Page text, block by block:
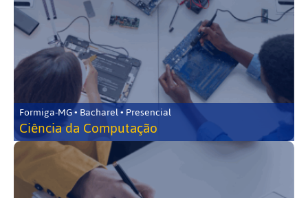
Formiga-MG • Bacharel • Presencial
Ciência da Computação